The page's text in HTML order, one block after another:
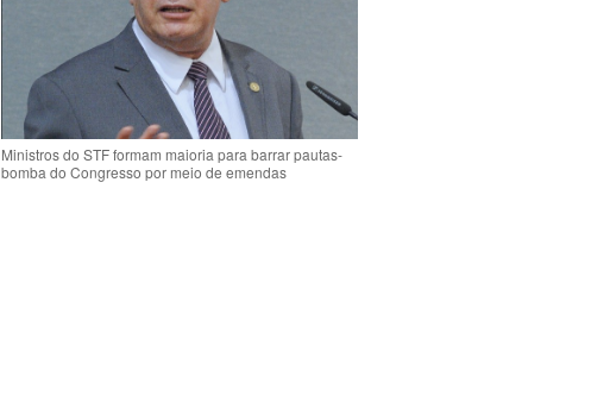
Ministros do STF formam maioria para barrar pautas-
bomba do Congresso por meio de emendas